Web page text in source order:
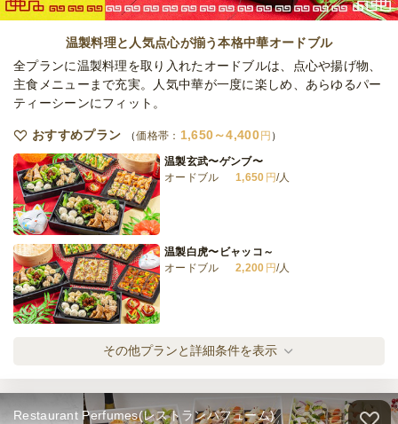
全てのプランを見る（5件）
オードブル
締切 1日前13時
最低ご注文金額 45,000円
温製料理と人気点心が揃う本格中華オードブル
全プランに温製料理を取り入れたオードブルは、点心や揚げ物、
主食メニューまで充実。人気中華が一度に楽しめ、あらゆるパー
ティーシーンにフィット。
おすすめプラン 価格帯： 1,650～4,400 円
温製玄武〜ゲンブ〜
オードブル
1,650 円/人
温製白虎〜ビャッコ～
オードブル
2,200 円/人
温製朱雀〜スザク〜
オードブル
2,860円/人
その他プランと詳細条件を表示
Restaurant Perfumes(レストランパフューム)